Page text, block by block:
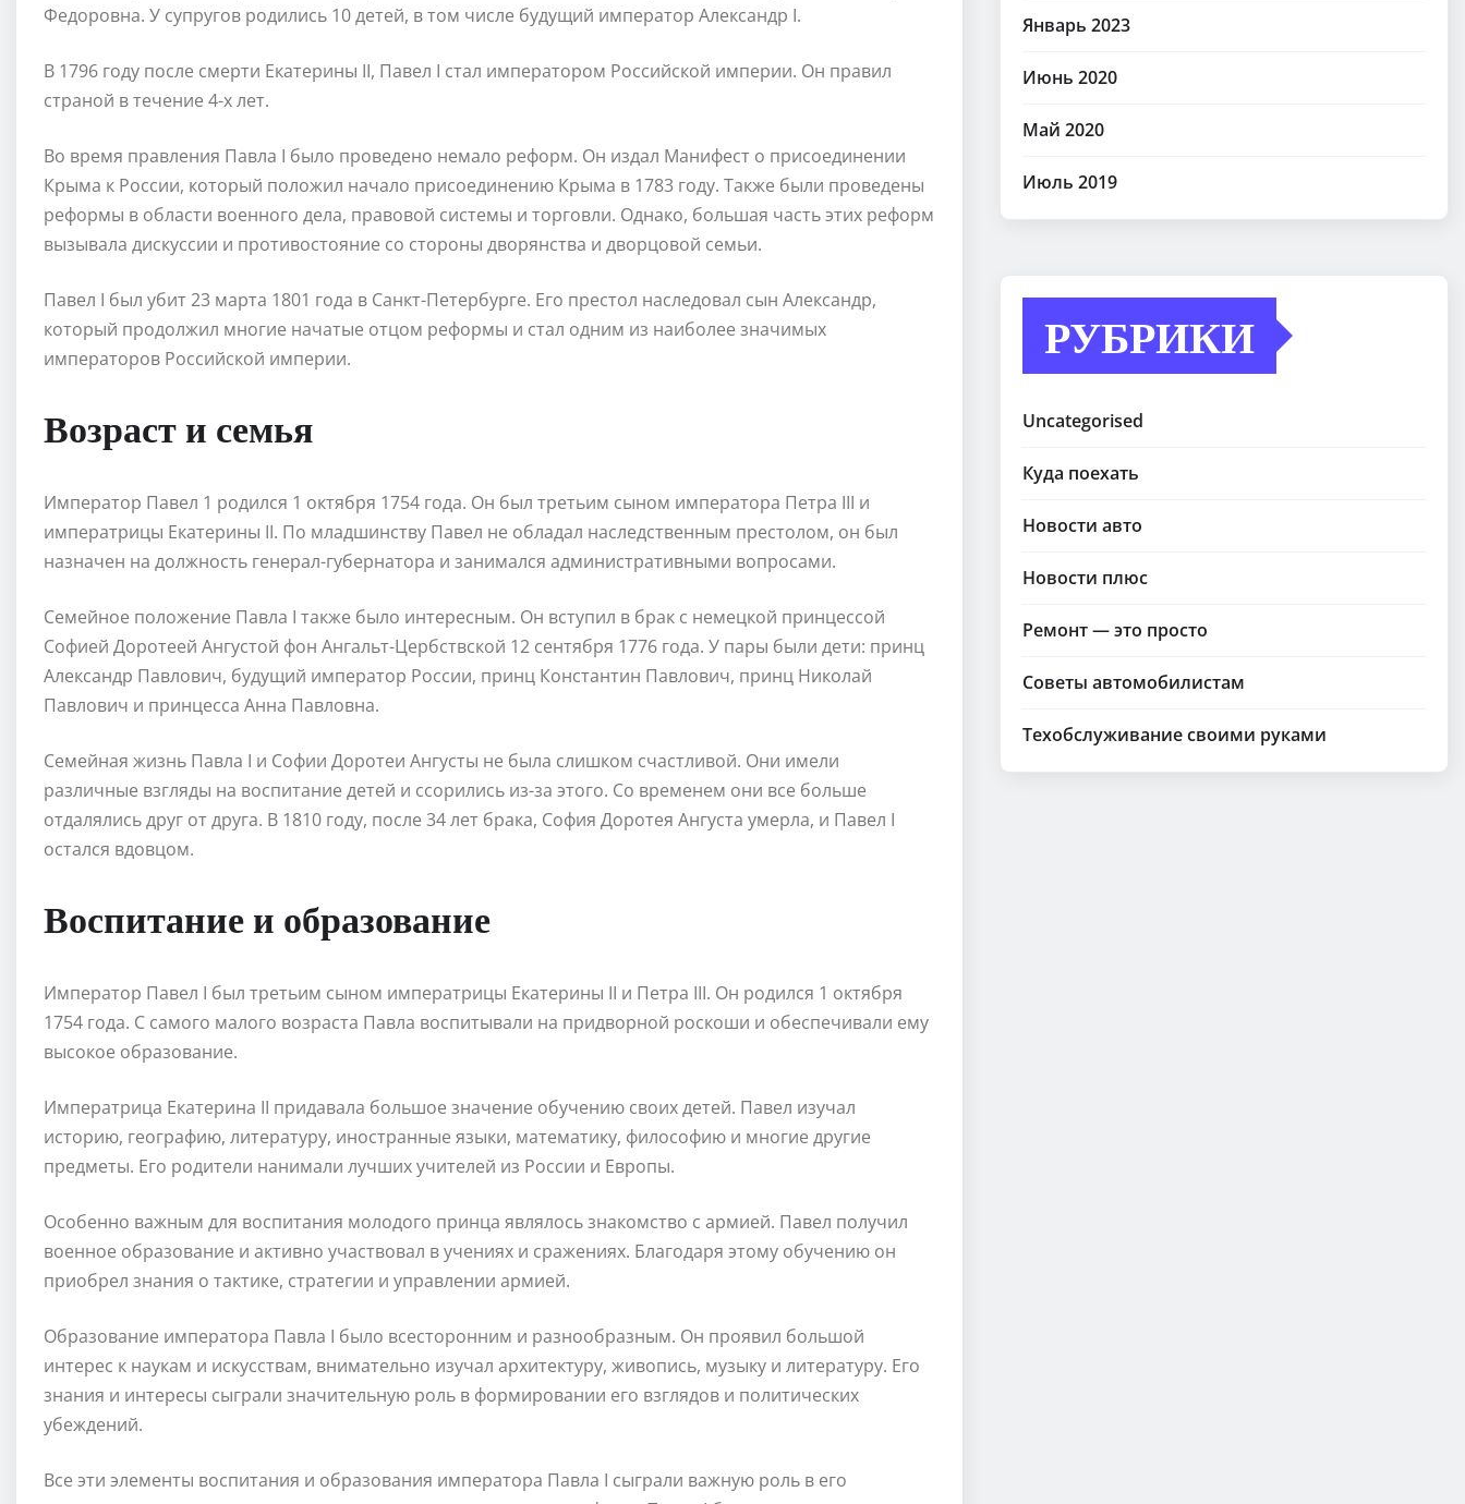
Федоровна. У супругов родились 10 детей, в том числе будущий император Александр I.
В 1796 году после смерти Екатерины II, Павел I стал императором Российской империи. Он правил
страной в течение 4-х лет.
Во время правления Павла I было проведено немало реформ. Он издал Манифест о присоединении
Крыма к России, который положил начало присоединению Крыма в 1783 году. Также были проведены
реформы в области военного дела, правовой системы и торговли. Однако, большая часть этих реформ
вызывала дискуссии и противостояние со стороны дворянства и дворцовой семьи.
Павел I был убит 23 марта 1801 года в Санкт-Петербурге. Его престол наследовал сын Александр,
который продолжил многие начатые отцом реформы и стал одним из наиболее значимых
императоров Российской империи.
Возраст и семья
Император Павел 1 родился 1 октября 1754 года. Он был третьим сыном императора Петра III и
императрицы Екатерины II. По младшинству Павел не обладал наследственным престолом, он был
назначен на должность генерал-губернатора и занимался административными вопросами.
Семейное положение Павла I также было интересным. Он вступил в брак с немецкой принцессой
Софией Доротеей Ангустой фон Ангальт-Цербствской 12 сентября 1776 года. У пары были дети: принц
Александр Павлович, будущий император России, принц Константин Павлович, принц Николай
Павлович и принцесса Анна Павловна.
Семейная жизнь Павла I и Софии Доротеи Ангусты не была слишком счастливой. Они имели
различные взгляды на воспитание детей и ссорились из-за этого. Со временем они все больше
отдалялись друг от друга. В 1810 году, после 34 лет брака, София Доротея Ангуста умерла, и Павел I
остался вдовцом.
Воспитание и образование
Император Павел I был третьим сыном императрицы Екатерины II и Петра III. Он родился 1 октября
1754 года. С самого малого возраста Павла воспитывали на придворной роскоши и обеспечивали ему
высокое образование.
Императрица Екатерина II придавала большое значение обучению своих детей. Павел изучал
историю, географию, литературу, иностранные языки, математику, философию и многие другие
предметы. Его родители нанимали лучших учителей из России и Европы.
Особенно важным для воспитания молодого принца являлось знакомство с армией. Павел получил
военное образование и активно участвовал в учениях и сражениях. Благодаря этому обучению он
приобрел знания о тактике, стратегии и управлении армией.
Образование императора Павла I было всесторонним и разнообразным. Он проявил большой
интерес к наукам и искусствам, внимательно изучал архитектуру, живопись, музыку и литературу. Его
знания и интересы сыграли значительную роль в формировании его взглядов и политических
убеждений.
Все эти элементы воспитания и образования императора Павла I сыграли важную роль в его
Январь 2023
Июнь 2020
Май 2020
Июль 2019
РУБРИКИ
Uncategorised
Куда поехать
Новости авто
Новости плюс
Ремонт — это просто
Советы автомобилистам
Техобслуживание своими руками